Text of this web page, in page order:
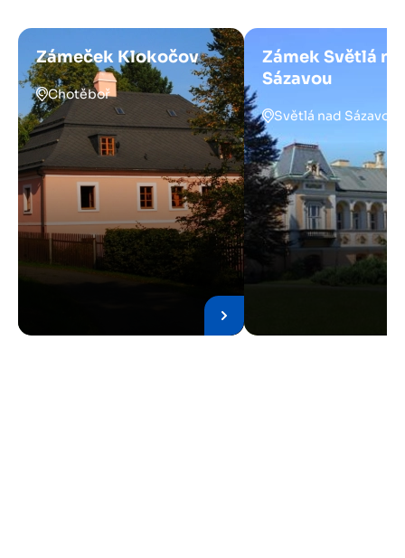
Zámeček Klokočov
Chotěboř
Zámek Světlá
Sázavou
Světlá nad Sázavou